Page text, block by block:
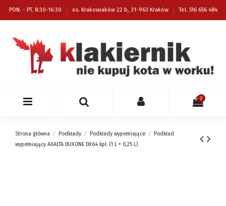
PON. - PT. 8:30-16:30 os. Krakowiaków 22 b, 31-963 Kraków Tel. 516 656 484
0
Strona główna Podkłady Podkłady wypełniające
Podkład
wypełniający AXALTA DUXONE DX64 kpl. (1 L + 0,25 L)